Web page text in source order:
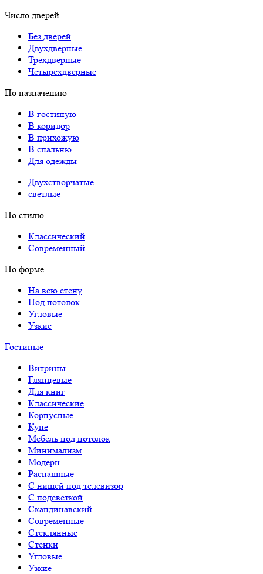
Число дверей
Без дверей
Двухдверные
Трехдверные
Четырехдверные
По назначению
В гостиную
В коридор
В прихожую
В спальню
Для одежды
Двухстворчатые
светлые
По стилю
Классический
Современный
По форме
На всю стену
Под потолок
Угловые
Узкие
Гостиные
Витрины
Глянцевые
Для книг
Классические
Корпусные
Купе
Мебель под потолок
Минимализм
Модерн
Распашные
С нишей под телевизор
С подсветкой
Скандинавский
Современные
Стеклянные
Стенки
Угловые
Узкие